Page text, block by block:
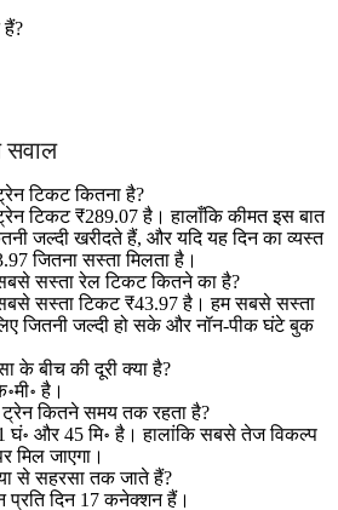
सवाल
टिकट कितना है?
टिकट ₹289.07 है। हालाँकि कीमत इस बात
जल्दी खरीदते हैं, और यदि यह दिन का व्यस्त
जितना सस्ता मिलता है।
सस्ता रेल टिकट कितने का है?
सस्ता टिकट ₹43.97 है। हम सबसे सस्ता
जितनी जल्दी हो सके और नॉन-पीक घंटे बुक
के बीच की दूरी क्या है?
है।
कितने समय तक रहता है?
और 45 मि॰ है। हालांकि सबसे तेज विकल्प
मिल जाएगा।
से सहरसा तक जाते हैं?
दिन 17 कनेक्शन हैं।